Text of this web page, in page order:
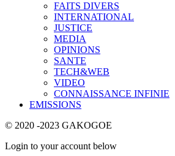
FAITS DIVERS
INTERNATIONAL
JUSTICE
MEDIA
OPINIONS
SANTE
TECH&WEB
VIDEO
CONNAISSANCE INFINIE
EMISSIONS
© 2020 -2023 GAKOGOE
Login to your account below